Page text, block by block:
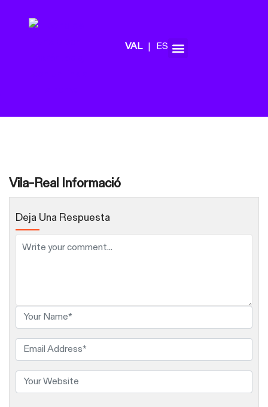
ES
Vila-Real Informació
Deja Una Respuesta